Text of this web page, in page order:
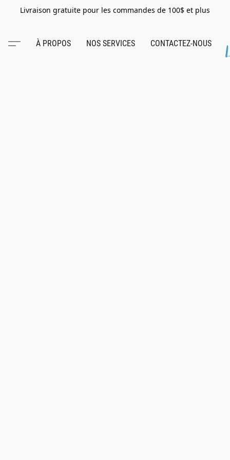
Livraison gratuite pour les commandes de 100$ et plus
À PROPOS NOS SERVICES CONTACTEZ-NOUS